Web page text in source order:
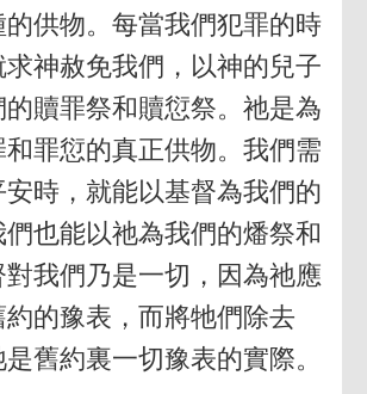
供物。每當我們犯罪的時
神赦免我們，以神的兒子
贖罪祭和贖愆祭。祂是為
罪愆的真正供物。我們需
時，就能以基督為我們的
也能以祂為我們的燔祭和
我們乃是一切，因為祂應
的豫表，而將牠們除去
舊約裏一切豫表的實際。